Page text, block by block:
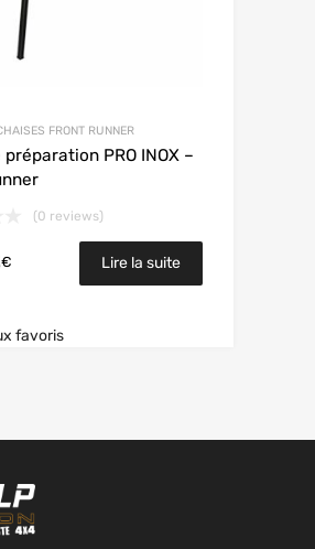
FRONT RUNNER
préparation PRO INOX –
(0 reviews)
€ Lire la suite
favoris